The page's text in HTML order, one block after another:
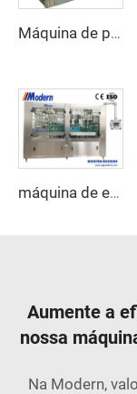
Máquina de preenchimento de azeite
máquina de engarrafamento de água de 5 litros
Aumente a
nossa
Na Modern,